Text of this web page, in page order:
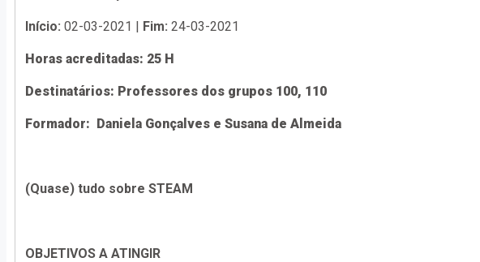
Início: 02-03-2021 | Fim: 24-03-2021
Horas acreditadas: 25 H
Destinatários: Professores dos grupos 100, 110
Formador: Daniela Gonçalves e Susana de Almeida
(Quase) tudo sobre STEAM
OBJETIVOS A ATINGIR